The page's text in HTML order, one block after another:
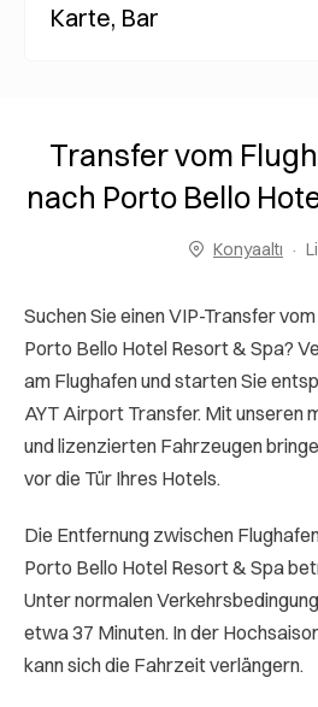
Karte, Bar
Transfer vom
nach Porto Bello
Konyaaltı
Suchen Sie einen VIP-Transfer
Porto Bello Hotel Resort & Spa?
am Flughafen und starten Sie
AYT Airport Transfer. Mit unseren
und lizenzierten Fahrzeugen
vor die Tür Ihres Hotels.
Die Entfernung zwischen
Porto Bello Hotel Resort & Spa
Unter normalen
etwa 37 Minuten. In der
kann sich die Fahrzeit verlängern.